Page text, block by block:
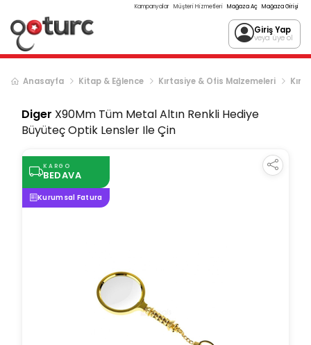
Kampanyalar Müşteri Hizmetleri Mağaza Aç Mağaza Girişi
Giriş Yap
veya üye ol
Anasayfa Kitap & Eğlence Kırtasiye & Ofis Malzemeleri
Diger X90Mm Tüm Metal Altın Renkli Hediye
Büyüteç Optik Lensler Ile Çin
KARGO
BEDAVA
Kurumsal Fatura